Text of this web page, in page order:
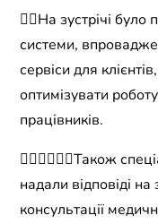
👉🏻На зустрічі
системи,
сервіси для
оптимізувати
працівників.
🧑🏻‍⚕️👩🏻‍⚕️Також
надали відповіді
консультації